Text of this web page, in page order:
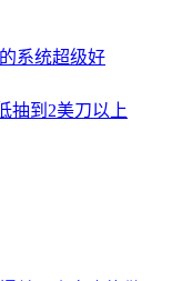
系统超级好
抽到2美刀以上